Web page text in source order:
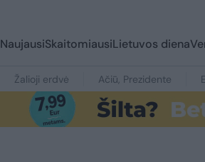
NaujausiSkaitomiausiLietuvos diena
Žalioji erdvė Ačiū, Prezidente